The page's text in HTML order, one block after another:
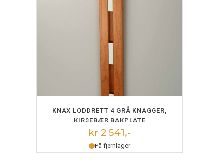
LEGG I HANDLEKURV
KNAX LODDRETT 4 GRÅ KNAGGER,
KIRSEBÆR BAKPLATE
kr 2 541,-
På fjernlager